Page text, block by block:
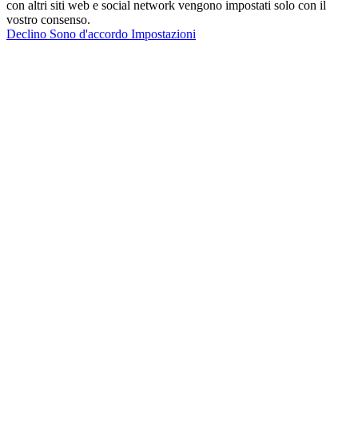
con altri siti web e social network vengono impostati solo con il
vostro consenso.
Declino Sono d'accordo Impostazioni